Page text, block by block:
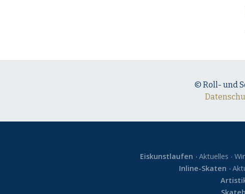
© Roll- und
Eiskunstlaufen Aktuelles
Inline-Skaten